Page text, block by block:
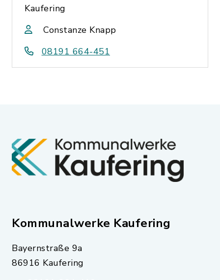
Kaufering
Constanze Knapp
08191 664-451
Kommunalwerke Kaufering
Bayernstraße 9a
86916 Kaufering